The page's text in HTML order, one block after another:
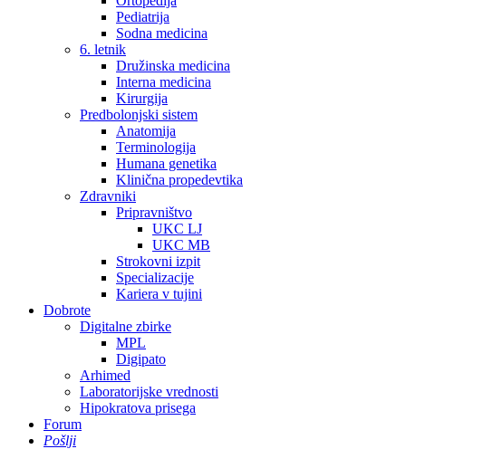
Pediatrija
Sodna medicina
6. letnik
Družinska medicina
Interna medicina
Kirurgija
Predbolonjski sistem
Anatomija
Terminologija
Humana genetika
Klinična propedevtika
Zdravniki
Pripravništvo
UKC LJ
UKC MB
Strokovni izpit
Specializacije
Kariera v tujini
Dobrote
Digitalne zbirke
MPL
Digipato
Arhimed
Laboratorijske vrednosti
Hipokratova prisega
Forum
Pošlji